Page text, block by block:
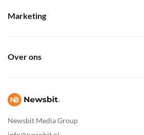
Newsbit Media Group
Marketing
Over ons